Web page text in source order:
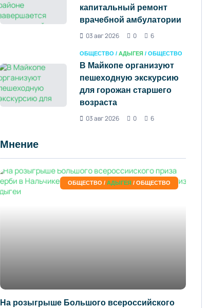
капитальный ремонт
врачебной амбулатории
03 авг 2026
0 6
ОБЩЕСТВО / АДЫГЕЯ / ОБЩЕСТВО
В Майкопе организуют
пешеходную экскурсию
для горожан старшего
возраста
03 авг 2026
0 6
Мнение
ОБЩЕСТВО / АДЫГЕЯ / ОБЩЕСТВО
На розыгрыше Большого всероссийского